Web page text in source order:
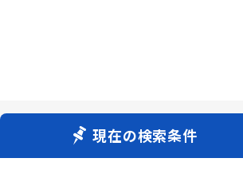
現在の検索条件